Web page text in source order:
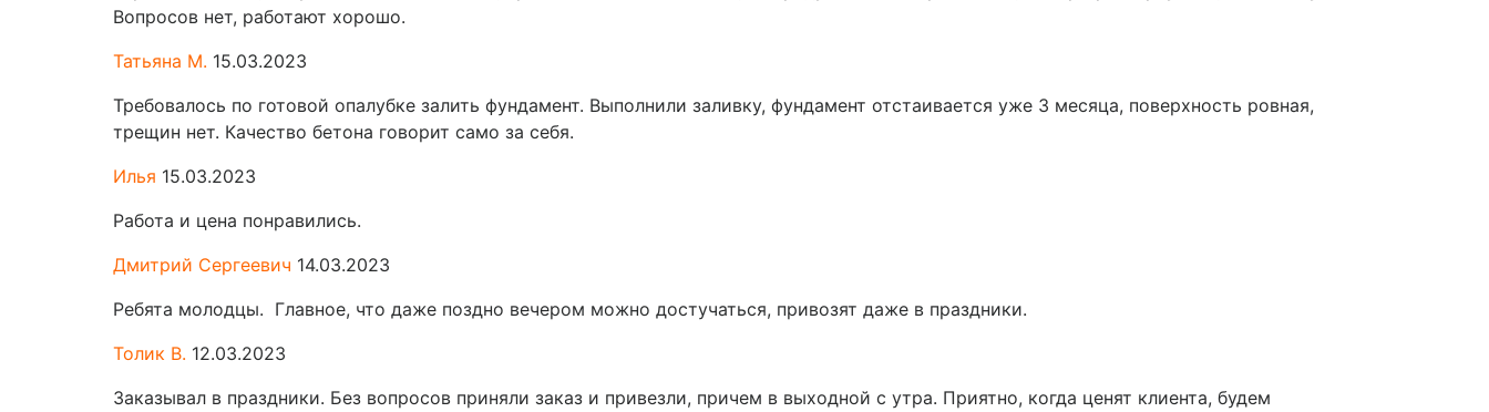
Вопросов нет, работают хорошо.
Татьяна М. 15.03.2023
Требовалось по готовой опалубке залить фундамент. Выполнили заливку, фундамент отстаивается уже 3 месяца, поверхность ровная,
трещин нет. Качество бетона говорит само за себя.
Илья 15.03.2023
Работа и цена понравились.
Дмитрий Сергеевич 14.03.2023
Ребята молодцы. Главное, что даже поздно вечером можно достучаться, привозят даже в праздники.
Толик В. 12.03.2023
Заказывал в праздники. Без вопросов приняли заказ и привезли, причем в выходной с утра. Приятно, когда ценят клиента, будем